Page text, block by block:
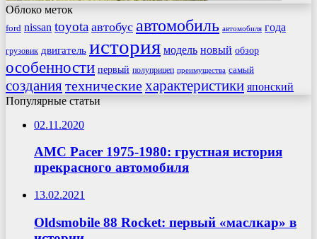
Облоко меток
ford nissan toyota автобус автомобиль автомобиля года
грузовик двигатель история модель новый обзор
особенности первый полуприцеп преимущества самый
созданиятехническиехарактеристики японский
Популярные статьи
02.11.2020
AMC Pacer 1975-1980: грустная история
прекрасного автомобиля
13.02.2021
Oldsmobile 88 Rocket: первый «маслкар» в